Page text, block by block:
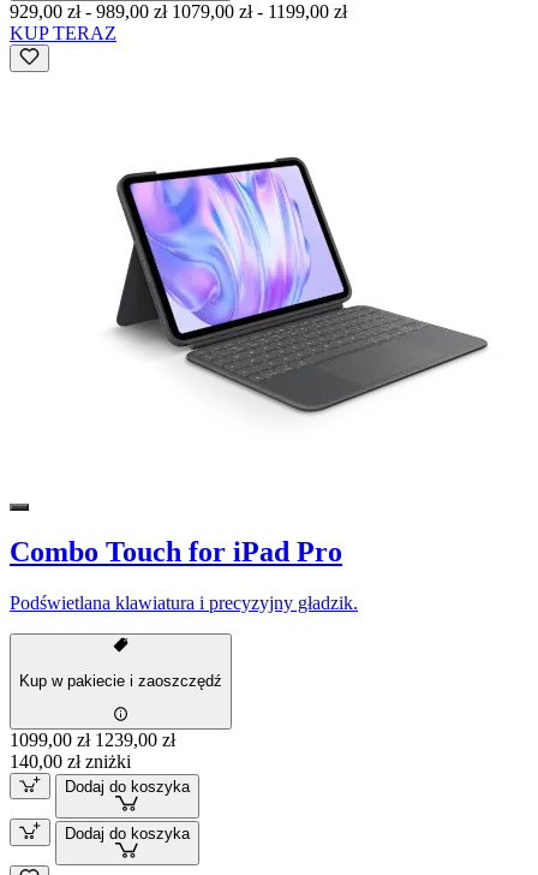
929,00 zł- 989,00 zł 1079,00 zł- 1199,00 zł
KUP TERAZ
Combo Touch for iPad Pro
Podświetlana klawiatura i precyzyjny gładzik.
Kup w pakiecie i zaoszczędź
1099,00 zł 1239,00 zł
140,00 zł zniżki
Dodaj do koszyka
Dodaj do koszyka